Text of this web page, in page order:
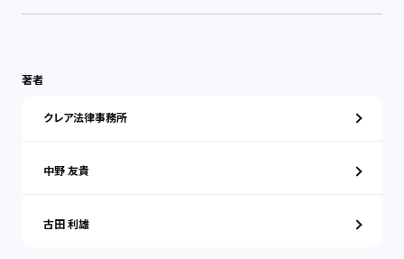
著者
クレア法律事務所
中野 友貴
古田 利雄